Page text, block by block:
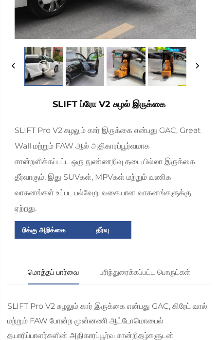
SLIFT ப்ரோ V2 சுழல் இருக்கை
SLIFT Pro V2 சுழலும் கார் இருக்கை என்பது GAC, Great
Wall மற்றும் FAW ஆல் அதிகாரப்பூர்வமாக
சான்றளிக்கப்பட்ட ஒரு நுண்ணறிவு தடையில்லா இருக்கை
தீர்வாகும், இது SUVகள், MPVகள் மற்றும் வணிக
வாகனங்கள் உட்பட பல்வேறு வகையான வாகனங்களுக்கு
ஏற்றது.
ரிக்கு அறிக்கை தீர்வு
மொத்தப் பார்வை பரிந்துரைக்கப்பட்ட பொருட்கள்
SLIFT Pro V2 சுழலும் கார் இருக்கை என்பது GAC, கிரேட் வால்
மற்றும் FAW போன்ற முன்னணி ஆட்டோமொபைல்
தயாரிப்பாளர்களின் அதிகாரப்பூர்வ சான்றிதழ்களுடன்